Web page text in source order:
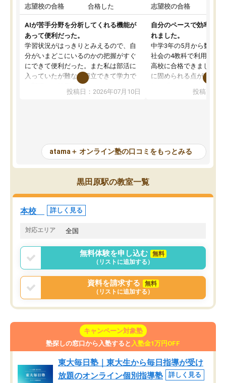
志望校の合格 合格した
AIが苦手分野を分析してくれる機能が
あって便利だった。
学習状況がはっきりとみえるので、自
分がいまどこにいるのかの把握がすぐ
にできて便利だった。また私は部活に
入っていたが難なく両立できて学力で
も部活でも結果を残すことができてよ
かった。また問題演習の際に、自分が
が、自分で自分の管理ができない人に
とっては難しい部分もあるのではない
かと思った。
投稿日：2026年07月10日
志望校の合格
自分のペースで効率よく
れました。
中学3年の5月から数学・
社会の4教科で利用し、
高校に合格できました。
に固められる点が魅力で
項目のおかげで、手軽
元数が可視化されるので
しながら意欲的に取り組
常に効果を実感している
すめできる塾です。
投稿日：
atama＋ オンライン塾の口コミをもっとみる
黒田原駅の教室一覧
本校 詳しく見る
対応エリア 全国
無料体験を申し込む
無料
（リストに追加する）
資料を請求する
無料
（リストに追加する）
キャンペーン対象塾
塾探しの窓口から入塾すると 入塾金1万円OFF
東大毎日塾｜東大生から毎日指導が受け
放題のオンライン個別指導塾
詳しく見る